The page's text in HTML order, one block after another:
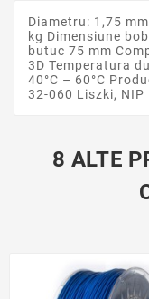
Diametru: 1,75
kg Dimensiune
butuc 75 mm
3D Temperatura
40°C – 60°C
32-060 Liszki, NIP
8 ALTE